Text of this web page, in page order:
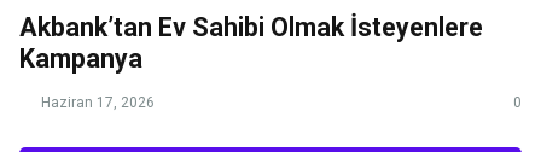
Akbank’tan Ev Sahibi Olmak İsteyenlere
Kampanya
Haziran 17, 2026 0